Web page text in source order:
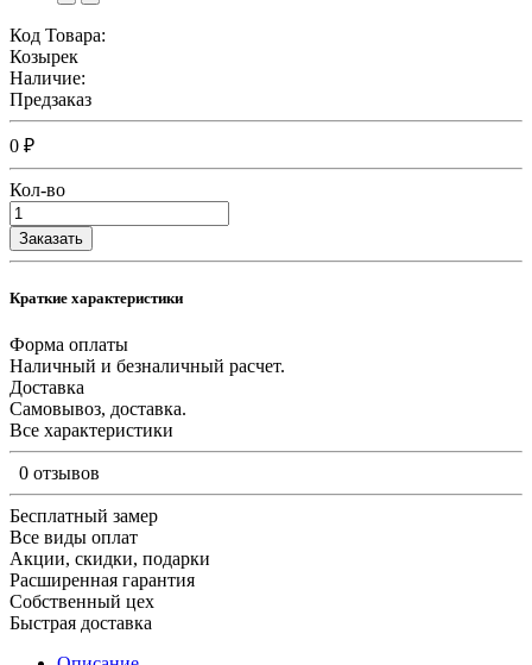
Код Товара:
Козырек
Наличие:
Предзаказ
0 ₽
Кол-во
Заказать
Краткие характеристики
Форма оплаты
Наличный и безналичный расчет.
Доставка
Самовывоз, доставка.
Все характеристики
0 отзывов
Бесплатный замер
Все виды оплат
Акции, скидки, подарки
Расширенная гарантия
Собственный цех
Быстрая доставка